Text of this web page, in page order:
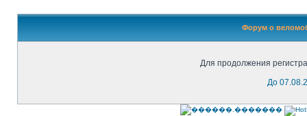
Форум о
Для продолжения
До